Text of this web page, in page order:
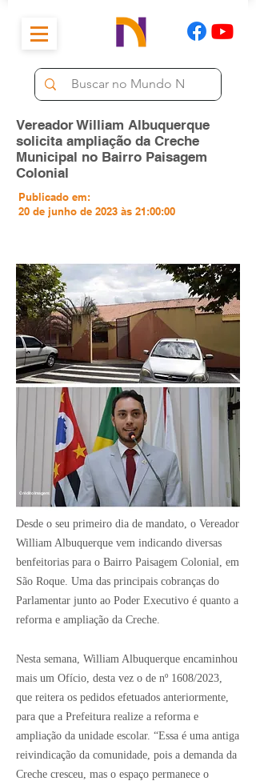
Vereador William Albuquerque
solicita ampliação da Creche
Municipal no Bairro Paisagem
Colonial
Publicado em:
20 de junho de 2023 às 21:00:00
Crédito Imagem:
Desde o seu primeiro dia de mandato, o Vereador
William Albuquerque vem indicando diversas
benfeitorias para o Bairro Paisagem Colonial, em
São Roque. Uma das principais cobranças do
Parlamentar junto ao Poder Executivo é quanto a
reforma e ampliação da Creche.
Nesta semana, William Albuquerque encaminhou
mais um Ofício, desta vez o de nº 1608/2023,
que reitera os pedidos efetuados anteriormente,
para que a Prefeitura realize a reforma e
ampliação da unidade escolar. “Essa é uma antiga
reivindicação da comunidade, pois a demanda da
Creche cresceu, mas o espaço permanece o